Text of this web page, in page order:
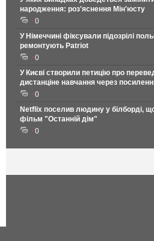
народження: роз'яснення Мін'юсту
0
У Німеччині фіксували підозрілі
ремонтують Patriot
0
У Києві створили петицію про
дистанціне навчання через
0
Netflix поселив людину у білборді,
фільм "Останній дім"
0